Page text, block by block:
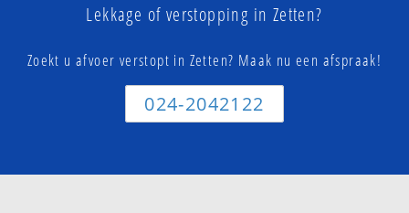
Lekkage of verstopping in Zetten?
Zoekt u afvoer verstopt in Zetten? Maak nu een afspraak!
024-2042122